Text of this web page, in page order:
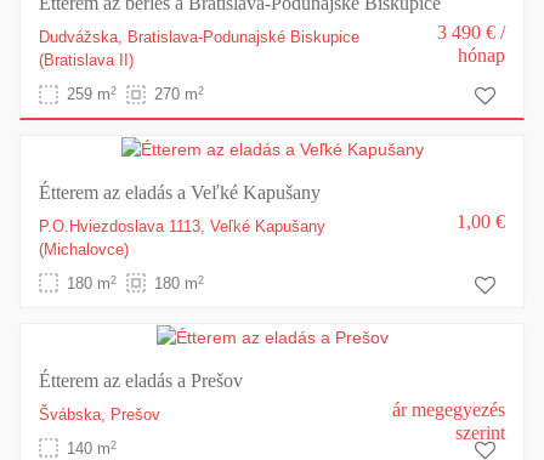
Dudvážska, Bratislava-Podunajské Biskupice
(Bratislava II)
259 m2 270 m2
3 490 € /
hónap
Étterem az eladás a Veľké Kapušany
P.O.Hviezdoslava 1113, Veľké Kapušany
(Michalovce)
180 m2 180 m2
1,00 €
Étterem az eladás a Prešov
Švábska, Prešov
140 m2
ár megegyezés
szerint